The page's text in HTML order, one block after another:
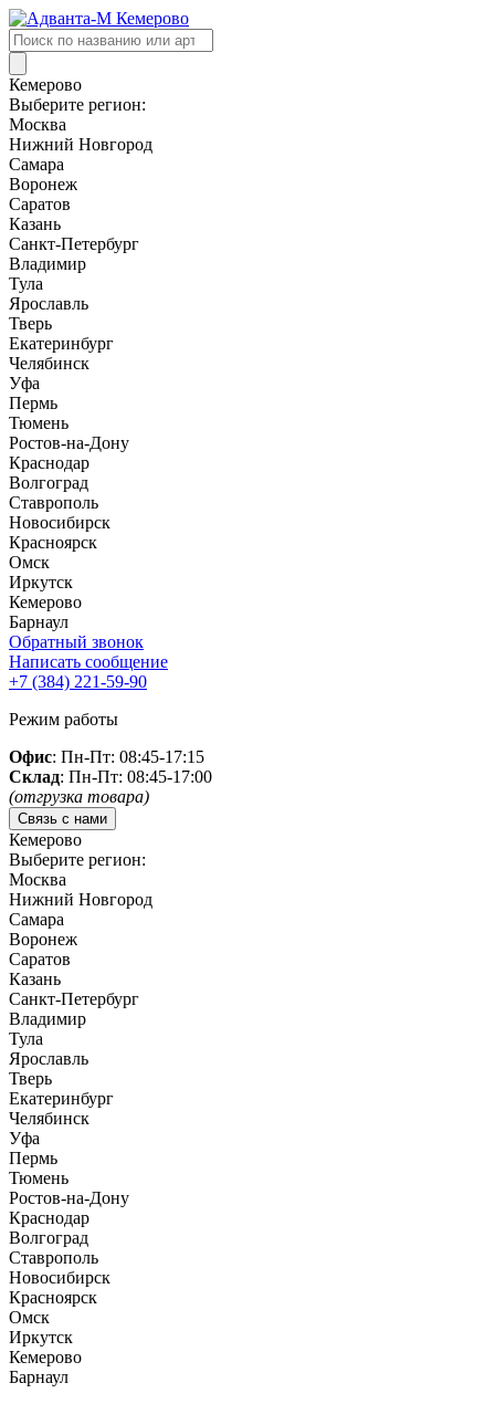
Поиск
товаров
Кемерово
Выберите регион:
Москва
Нижний Новгород
Самара
Воронеж
Саратов
Казань
Санкт-Петербург
Владимир
Тула
Ярославль
Тверь
Екатеринбург
Челябинск
Уфа
Пермь
Тюмень
Ростов-на-Дону
Краснодар
Волгоград
Ставрополь
Новосибирск
Красноярск
Омск
Иркутск
Кемерово
Барнаул
Обратный звонок
Написать сообщение
+7 (384) 221-59-90
Режим работы
Офис: Пн-Пт: 08:45-17:15
Склад: Пн-Пт: 08:45-17:00
(отгрузка товара)
Связь с нами
Кемерово
Выберите регион:
Москва
Нижний Новгород
Самара
Воронеж
Саратов
Казань
Санкт-Петербург
Владимир
Тула
Ярославль
Тверь
Екатеринбург
Челябинск
Уфа
Пермь
Тюмень
Ростов-на-Дону
Краснодар
Волгоград
Ставрополь
Новосибирск
Красноярск
Омск
Иркутск
Кемерово
Барнаул